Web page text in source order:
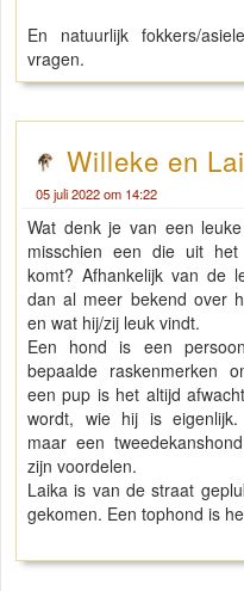
En natuurlijk fokkers/
vragen.
Willeke en
05 juli 2022 om 14:22
Wat denk je van een
misschien een die uit het
komt? Afhankelijk van de
dan al meer bekend over
en wat hij/zij leuk vindt.
Een hond is een
bepaalde raskenmerken
een pup is het altijd
wordt, wie hij is
maar een
zijn voordelen.
Laika is van de straat
gekomen. Een tophond is